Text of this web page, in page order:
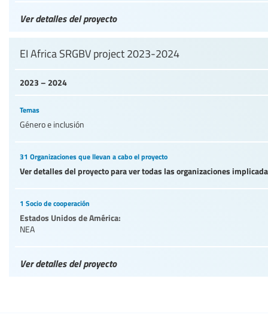
Ver detalles del proyecto
2023 – 2024
EI Africa SRGBV project 2023-2024
Temas
Género e inclusión
31 Organizaciones que llevan a cabo el proyecto
Ver detalles del proyecto para ver todas las organizaciones
1 Socio de cooperación
Estados Unidos de América:
NEA
Ver detalles del proyecto